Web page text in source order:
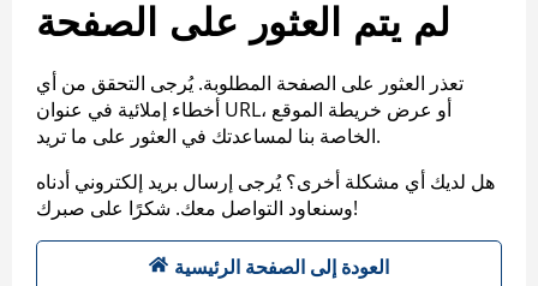
لم يتم العثور على الصفحة
تعذر العثور على الصفحة المطلوبة. يُرجى التحقق من أي
أخطاء إملائية في عنوان URL، أو عرض خريطة الموقع
الخاصة بنا لمساعدتك في العثور على ما تريد.
هل لديك أي مشكلة أخرى؟ يُرجى إرسال بريد إلكتروني أدناه
وسنعاود التواصل معك. شكرًا على صبرك!
العودة إلى الصفحة الرئيسية